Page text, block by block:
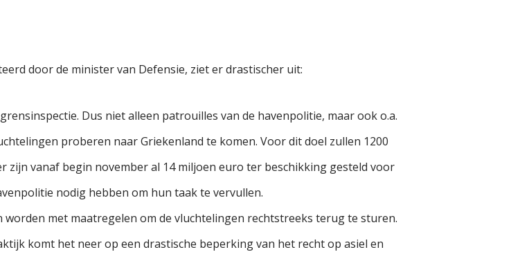
door de minister van Defensie, ziet er drastischer uit:
Dus niet alleen patrouilles van de havenpolitie, maar ook o.a.
proberen naar Griekenland te komen. Voor dit doel zullen 1200
zijn vanaf begin november al 14 miljoen euro ter beschikking gesteld voor
nodig hebben om hun taak te vervullen.
met maatregelen om de vluchtelingen rechtstreeks terug te sturen.
komt het neer op een drastische beperking van het recht op asiel en